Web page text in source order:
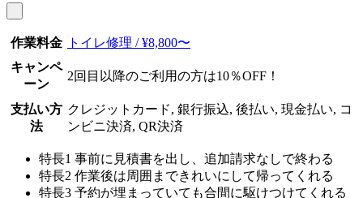
作業料金
トイレ修理 / ¥8,800〜
キャンペ
ーン
2回目以降のご利用の方は10％OFF！
支払い方
法
クレジットカード, 銀行振込, 後払い, 現金払い, コ
ンビニ決済, QR決済
特長1 事前に見積書を出し、追加請求なしで終わる
特長2 作業後は周囲まできれいにして帰ってくれる
特長3 予約が埋まっていても合間に駆けつけてくれる